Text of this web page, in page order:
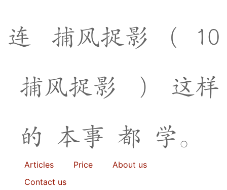
连
捕风捉影 ( 10
捕风捉影 ) 这样
的
本事 都 学。
Articles Price
About us
Contact us